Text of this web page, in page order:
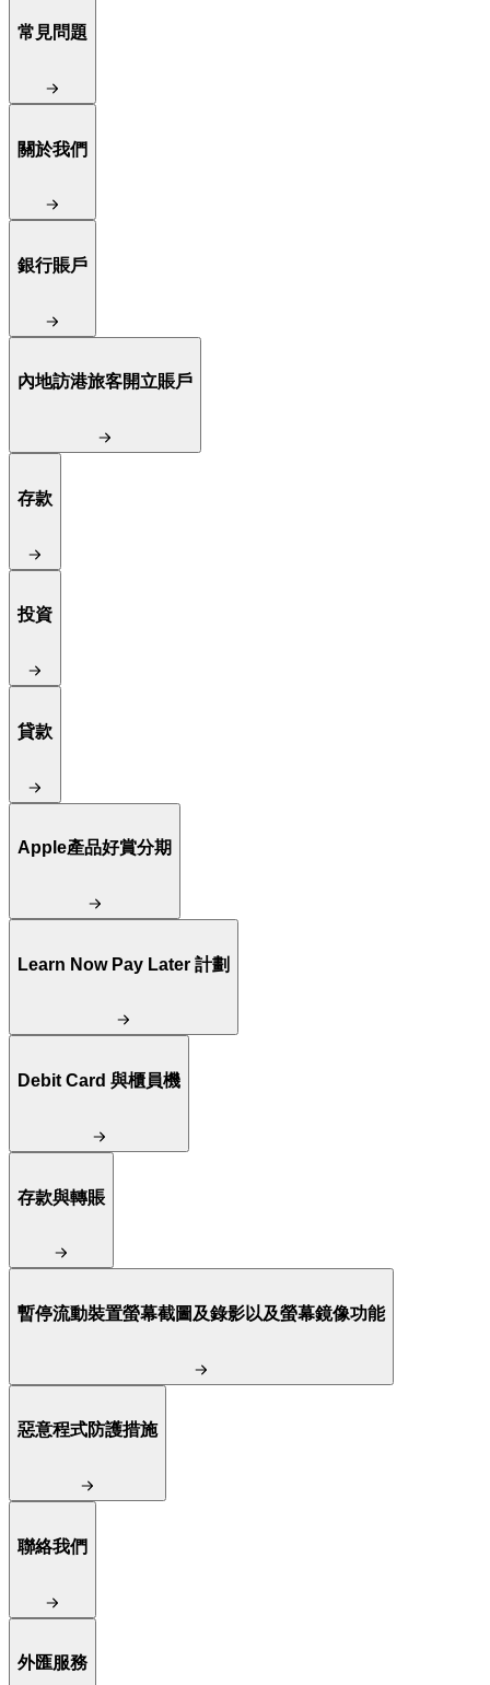
常見問題
關於我們
銀行賬戶
內地訪港旅客開立賬戶
存款
投資
貸款
Apple產品好賞分期
Learn Now Pay Later 計劃
Debit Card 與櫃員機
存款與轉賬
暫停流動裝置螢幕截圖及錄影以及螢幕鏡像功能
惡意程式防護措施
聯絡我們
外匯服務